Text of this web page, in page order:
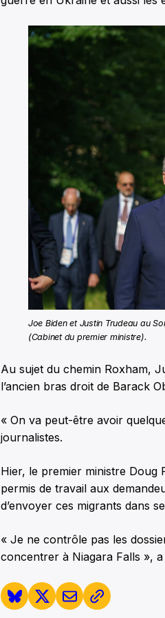
Joe Biden et Justin Trudeau au
(Cabinet du premier ministre).
Au sujet du chemin Roxham,
l’ancien bras droit de Barack
« On va peut-être avoir
journalistes.
Hier, le premier ministre Doug
permis de travail aux
d’envoyer ces migrants dans
« Je ne contrôle pas les
concentrer à Niagara Falls »,